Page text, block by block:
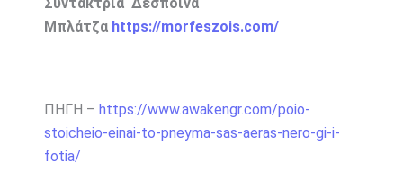
Μπλάτζα https://morfeszois.com/
ΠΗΓΗ – https://www.awakengr.com/poio-
stoicheio-einai-to-pneyma-sas-aeras-nero-gi-i-
fotia/